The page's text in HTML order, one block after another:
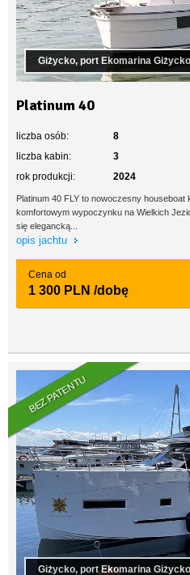
Giżycko, port Ekomarina Giżycko
Platinum 40
liczba osób:
8
liczba kabin:
3
rok produkcji:
2024
Platinum 40 FLY to nowoczesny
komfortowym wypoczynku na Wielkich
się elegancką...
opis jachtu
Cena od
1 300 PLN /dobę
BEZ PATENTU
Giżycko, port Ekomarina Giżycko